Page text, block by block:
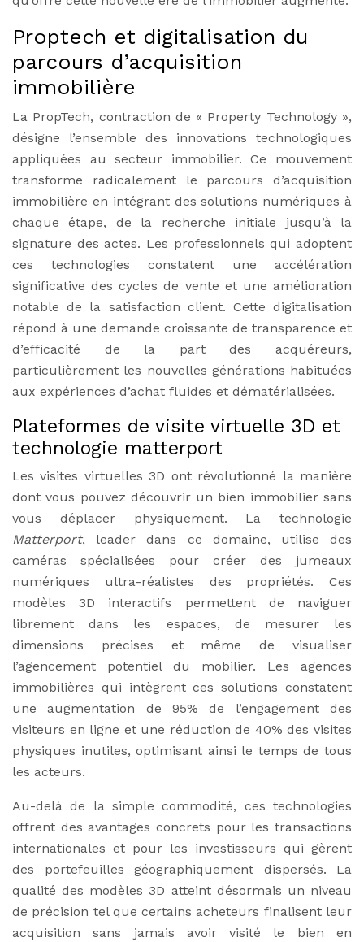
Proptech et digitalisation du
parcours d’acquisition
immobilière
La PropTech, contraction de « Property Technology »,
désigne l’ensemble des innovations technologiques
appliquées au secteur immobilier. Ce mouvement
transforme radicalement le parcours d’acquisition
immobilière en intégrant des solutions numériques à
chaque étape, de la recherche initiale jusqu’à la
signature des actes. Les professionnels qui adoptent
ces technologies constatent une accélération
significative des cycles de vente et une amélioration
notable de la satisfaction client. Cette digitalisation
répond à une demande croissante de transparence et
d’efficacité de la part des acquéreurs,
particulièrement les nouvelles générations habituées
aux expériences d’achat fluides et dématérialisées.
Plateformes de visite virtuelle 3D et
technologie matterport
Les visites virtuelles 3D ont révolutionné la manière
dont vous pouvez découvrir un bien immobilier sans
vous déplacer physiquement. La technologie
Matterport, leader dans ce domaine, utilise des
caméras spécialisées pour créer des jumeaux
numériques ultra-réalistes des propriétés. Ces
modèles 3D interactifs permettent de naviguer
librement dans les espaces, de mesurer les
dimensions précises et même de visualiser
l’agencement potentiel du mobilier. Les agences
immobilières qui intègrent ces solutions constatent
une augmentation de 95% de l’engagement des
visiteurs en ligne et une réduction de 40% des visites
physiques inutiles, optimisant ainsi le temps de tous
les acteurs.
Au-delà de la simple commodité, ces technologies
offrent des avantages concrets pour les transactions
internationales et pour les investisseurs qui gèrent
des portefeuilles géographiquement dispersés. La
qualité des modèles 3D atteint désormais un niveau
de précision tel que certains acheteurs finalisent leur
acquisition sans jamais avoir visité le bien en